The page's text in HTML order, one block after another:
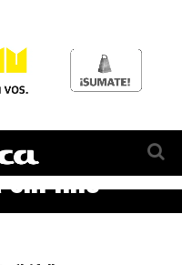
sin hilo